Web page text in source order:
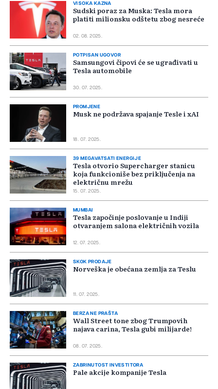
VISOKA KAZNA
Sudski poraz za Muska: Tesla mora
platiti milionsku odštetu zbog nesreće
02. 08. 2025.
POTPISAN UGOVOR
Samsungovi čipovi će se ugrađivati u
Tesla automobile
30. 07. 2025.
PROMJENE
Musk ne podržava spajanje Tesle i xAI
18. 07. 2025.
39 MEGAVATSATI ENERGIJE
Tesla otvorio Supercharger stanicu
koja funkcioniše bez priključenja na
električnu mrežu
15. 07. 2025.
MUMBAI
Tesla započinje poslovanje u Indiji
otvaranjem salona električnih vozila
12. 07. 2025.
SKOK PRODAJE
Norveška je obećana zemlja za Teslu
11. 07. 2025.
BERZA NE PRAŠTA
Wall Street tone zbog Trumpovih
najava carina, Tesla gubi milijarde!
08. 07. 2025.
ZABRINUTOST INVESTITORA
Pale akcije kompanije Tesla